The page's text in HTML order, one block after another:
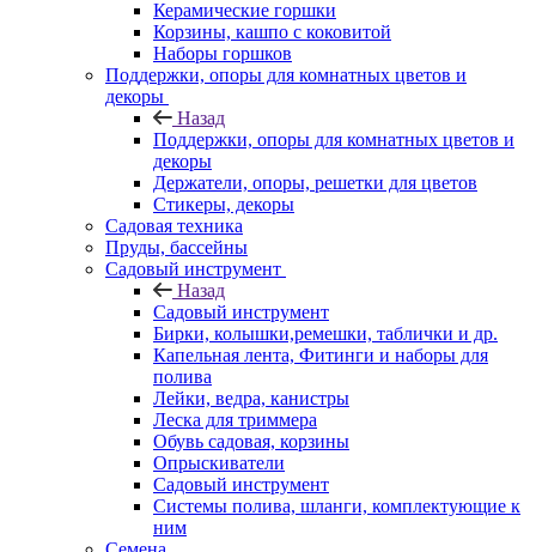
Керамические горшки
Корзины, кашпо с коковитой
Наборы горшков
Поддержки, опоры для комнатных цветов и
декоры
Назад
Поддержки, опоры для комнатных цветов и
декоры
Держатели, опоры, решетки для цветов
Стикеры, декоры
Садовая техника
Пруды, бассейны
Садовый инструмент
Назад
Садовый инструмент
Бирки, колышки,ремешки, таблички и др.
Капельная лента, Фитинги и наборы для
полива
Лейки, ведра, канистры
Леска для триммера
Обувь садовая, корзины
Опрыскиватели
Садовый инструмент
Системы полива, шланги, комплектующие к
ним